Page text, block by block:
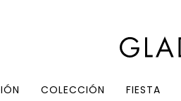
COLECCIÓN FIESTA